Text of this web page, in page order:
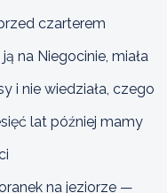
czarterem
na Niegocinie, miała
i nie wiedziała, czego
lat później mamy
na jeziorze —